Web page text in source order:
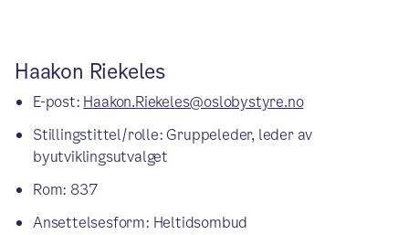
Haakon Riekeles
E-post: Haakon.Riekeles@oslobystyre.no
Stillingstittel/rolle: Gruppeleder, leder av
byutviklingsutvalget
Rom: 837
Ansettelsesform: Heltidsombud